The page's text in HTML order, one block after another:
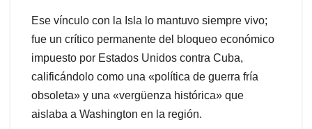
Ese vínculo con la Isla lo mantuvo siempre vivo;
fue un crítico permanente del bloqueo económico
impuesto por Estados Unidos contra Cuba,
calificándolo como una «política de guerra fría
obsoleta» y una «vergüenza histórica» que
aislaba a Washington en la región.